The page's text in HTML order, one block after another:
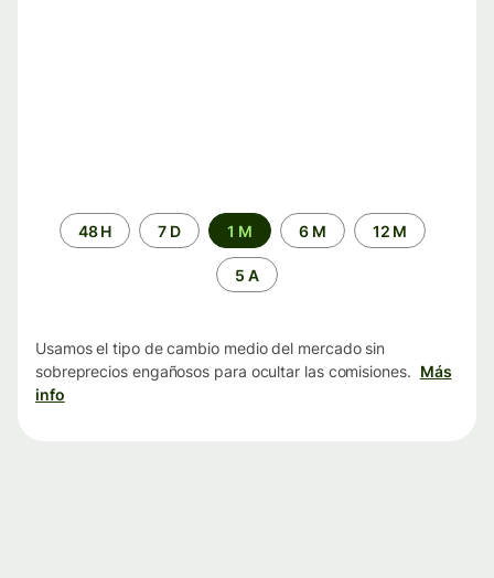
Periodo48 H 7 D 1 M 6 M 12 M
5 A
Usamos el tipo de cambio medio del mercado sin
sobreprecios engañosos para ocultar las comisiones. Más
info